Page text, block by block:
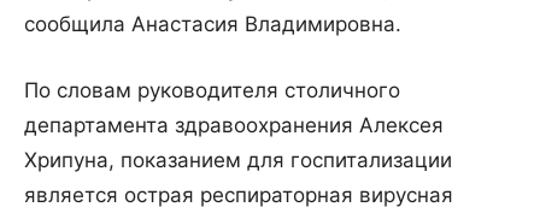
сообщила Анастасия Владимировна.
По словам руководителя столичного
департамента здравоохранения Алексея
Хрипуна, показанием для госпитализации
является острая респираторная вирусная